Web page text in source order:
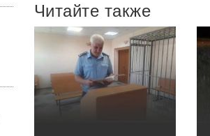
Читайте также